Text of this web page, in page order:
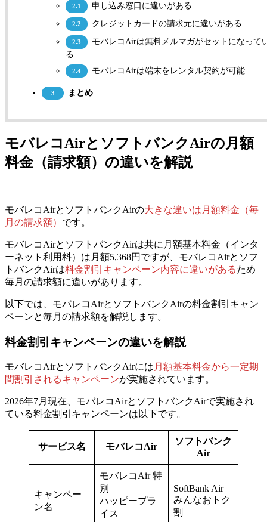
2.1 申し込み窓口に違いがある
2.2 クレジットカードの請求元に違いがある
2.3
モバレコAirは無料メルマガがセットになって
る
2.4 モバレコAirは端末をレンタル契約が可能
3 まとめ
モバレコAirとソフトバンクAirの月額
料金（請求額）の違いを解説
モバレコAirとソフトバンクAirの大きな違いは月額料金（毎
月の請求額） です。
モバレコAirとソフトバンクAirは共に月額基本料金（インタ
ーネット利用料）は月額5,368円ですが、 モバレコAirとソフ
トバンクAirは料金割引キャンペーン内容に違いがあるため
毎月の請求額に違いがあります。
以下では、モバレコAirとソフトバンクAirの料金割引キャン
ペーンと毎月の請求額を解説します。
料金割引キャンペーンの違いを解説
モバレコAirとソフトバンクAirには 月額基本料金から一定期
間割引されるキャンペーンが実施されています。
2026年7月現在、モバレコAirとソフトバンクAirで実施され
ている料金割引キャンペーンは以下です。
サービス名 モバレコAir
ソフトバンク
Air
キャンペー
ン名
モバレコAir 特
別
ハッピープラ
イス
SoftBank Air
みんなおトク
割